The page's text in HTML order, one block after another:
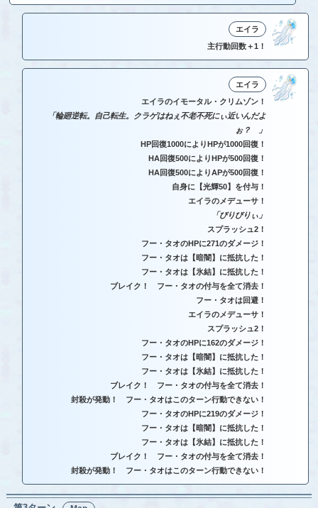
エイラ
主行動回数＋1！
エイラ
エイラのイモータル・クリムゾン！
「輪廻逆転。自己転生。クラゲはねぇ不老不死にぃ近いんだよ
ぉ？ 」
HP回復1000によりHPが1000回復！
HA回復500によりHPが500回復！
HA回復500によりAPが500回復！
自身に【光輝50】を付与！
エイラのメデューサ！
「びりびりぃ」
スプラッシュ2！
フー・タオのHPに271のダメージ！
フー・タオは【暗闇】に抵抗した！
フー・タオは【氷結】に抵抗した！
ブレイク！ フー・タオの付与を全て消去！
フー・タオは回避！
エイラのメデューサ！
スプラッシュ2！
フー・タオのHPに162のダメージ！
フー・タオは【暗闇】に抵抗した！
フー・タオは【氷結】に抵抗した！
ブレイク！ フー・タオの付与を全て消去！
封殺が発動！ フー・タオはこのターン行動できない！
フー・タオのHPに219のダメージ！
フー・タオは【暗闇】に抵抗した！
フー・タオは【氷結】に抵抗した！
ブレイク！ フー・タオの付与を全て消去！
封殺が発動！ フー・タオはこのターン行動できない！